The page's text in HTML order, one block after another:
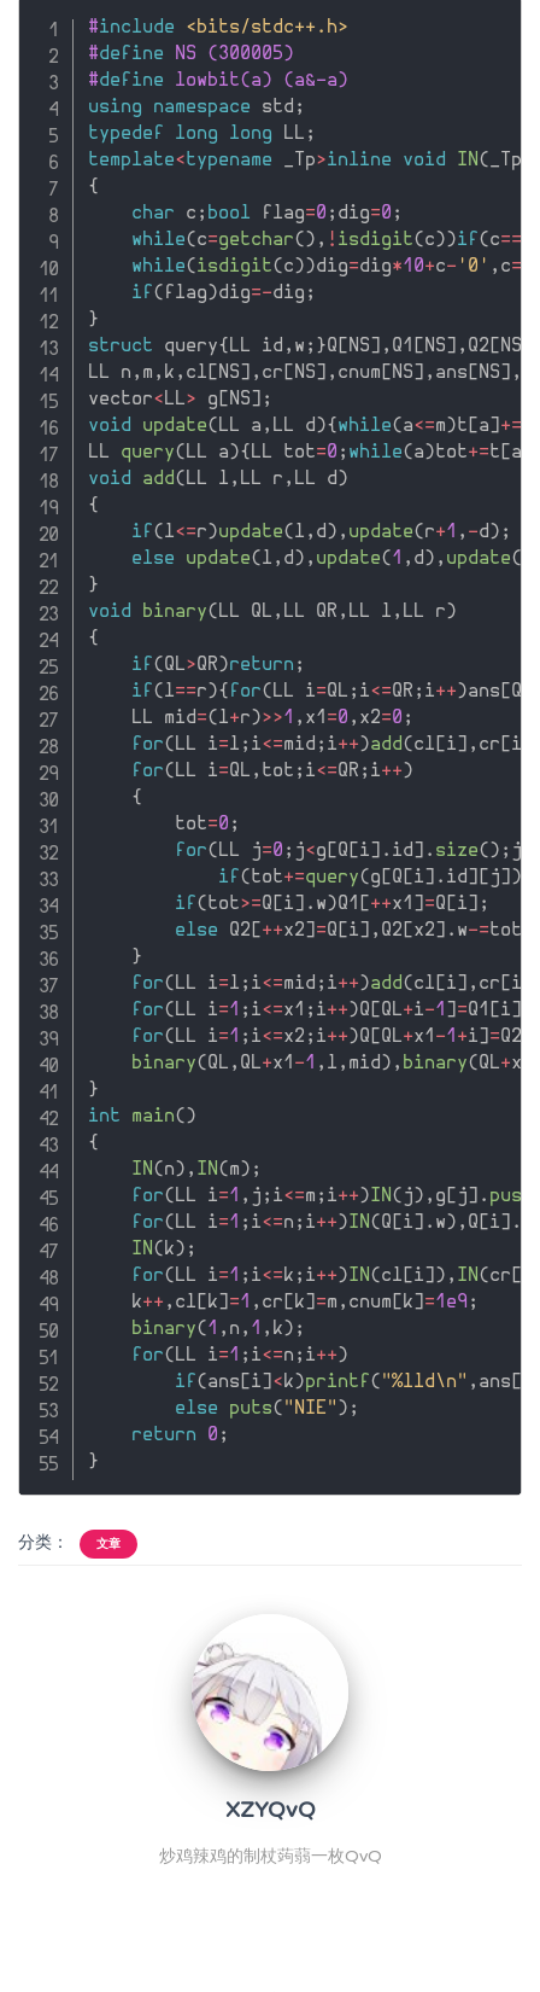
#include
<bits/stdc++.h>
#define NS (300005)
#define lowbit(a) (a&-a)
using
namespace std ;
typedef
long long LL ;
template<typename _Tp>inline void IN(_Tp
{
char c ; bool flag=0 ; dig=0 ;
while(c=getchar() , ! isdigit(c))if (c==
while(isdigit(c))dig=dig*10+c- '0' , c=
if ( flag)dig=-dig ;
}
struct query{LL id , w ; }Q [NS] , Q1 [NS] , Q2 [NS
LL n , m , k , cl [NS] , cr [NS] , cnum [NS] , ans [NS] ,
vector<LL> g [NS] ;
void
update(LL a , LL d){while(a<=m)t [a] +=
LL query(LL a){LL tot=0 ; while(a)tot+=t [a
void
add(LL l , LL r , LL d)
{
if (l<=r)update(l , d) , update(r+1 , -d) ;
else
update(l , d) , update(1 , d) , update(
}
void
binary(LL QL , LL QR , LL l , LL r)
{
if (QL>QR)return ;
if (l==r){ for(LL i=QL ; i<=QR ; i++)ans [Q
    LL mid
=(l+r)>>1 , x1 =0 , x2=0 ;
for(LL i=l ; i<=mid ; i++)add(cl [i] , cr [i
for(LL i=QL , tot ; i<=QR ; i++)
{
        tot
=0 ;
for(LL j=0 ; j<g [Q [i] . id] . size() ; j
if (tot+=query(g [Q [i] . id] [ j] )
if (tot>=Q [i] . w)Q1 [++x1 ] =Q [i] ;
else Q2 [++x2] =Q [i] , Q2 [x2] . w-=tot
}
for(LL i=l ; i<=mid ; i++)add(cl [i] , cr [i
for(LL i=1 ; i<=x1 ; i++)Q [QL+i-1 ] =Q1 [i]
for(LL i=1 ; i<=x2 ; i++)Q [QL+x1 -1 +i] =Q2
binary(QL , QL+x1 -1 , l , mid) , binary(QL+x1
}
int
main()
{
IN(n) , IN(m) ;
for(LL i=1 , j ; i<=m ; i++)IN( j) , g [ j] .
for(LL i=1 ; i<=n ; i++)IN(Q [i] . w) , Q [i] .
IN(k) ;
for(LL i=1 ; i<=k ; i++)IN(cl [i] ) , IN(cr [
    k
++ , cl [k] =1 , cr [k] =m , cnum [k] =1e9 ;
binary(1 , n , 1 , k) ;
for(LL i=1 ; i<=n ; i++)
if (ans [i] <k)printf ( "%lld\n" , ans [
else
puts( "NIE" ) ;
return
0 ;
}
分类： 文章
XZYQvQ
炒鸡辣鸡的制杖蒟蒻一枚QvQ